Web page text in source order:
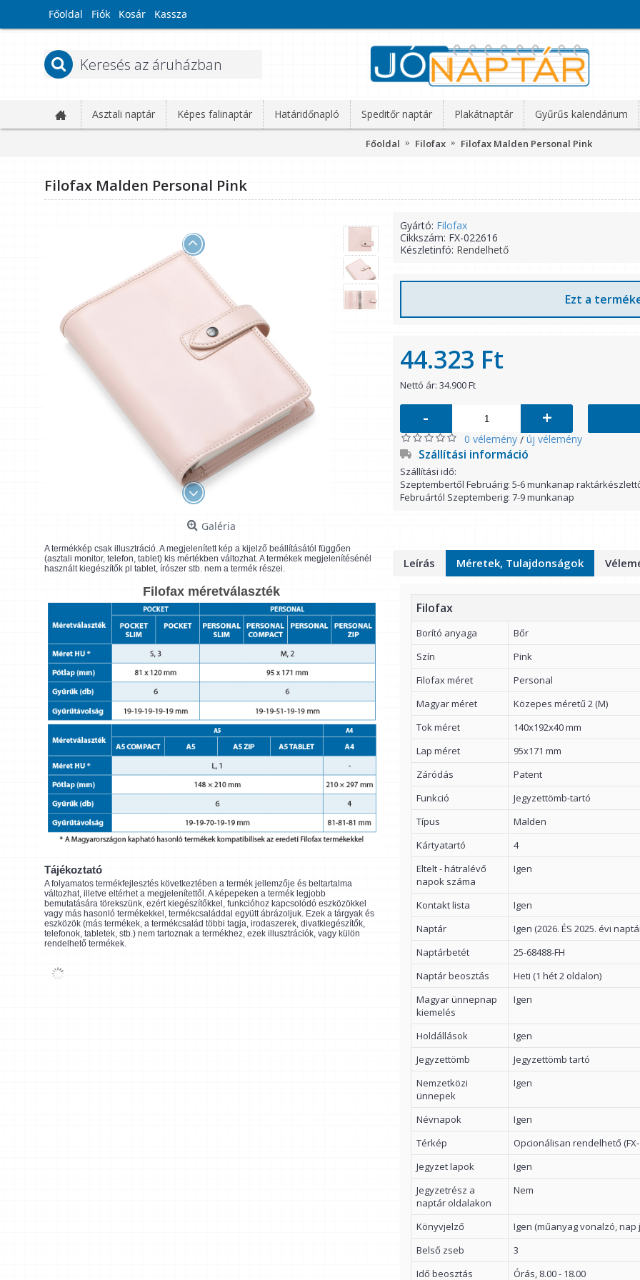
Főoldal Fiók Kosár Kassza
Asztali naptár Képes falinaptár Határidőnapló Speditőr naptár Plakátnaptár Gyűrűs kalendárium
Főoldal Filofax Filofax Malden Personal Pink
Filofax Malden Personal Pink
Galéria
A termékkép csak illusztráció. A megjelenített kép a kijelző beállításától függően
(asztali monitor, telefon, tablet) kis mértékben változhat. A termékek megjelenítésénél
használt kiegészítők pl tablet, írószer stb. nem a termék részei.
Filofax méretválaszték
Tájékoztató
A folyamatos termékfejlesztés következtében a termék jellemzője és beltartalma
változhat, illetve eltérhet a megjelenítettől. A képepeken a termék legjobb
bemutatására törekszünk, ezért kiegészítőkkel, funkcióhoz kapcsolódó eszközökkel
vagy más hasonló termékekkel, termékcsaláddal együtt ábrázoljuk. Ezek a tárgyak és
eszközök (más termékek, a termékcsalád többi tagja, irodaszerek, divatkiegészítők,
telefonok, tabletek, stb.) nem tartoznak a termékhez, ezek illusztrációk, vagy külön
rendelhető termékek.
Gyártó: Filofax
Cikkszám: FX-022616
Készletinfó: Rendelhető
Ezt a
44.323 Ft
Nettó ár: 34.900 Ft
- +
0 vélemény / új vélemény
Szállítási információ
Szállítási idő:
Szeptembertől Februárig: 5-6 munkanap
Februártól Szeptemberig: 7-9 munkanap
Leírás Méretek, Tulajdonságok
Filofax
Borító anyaga
Bőr
Szín
Pink
Filofax méret
Personal
Magyar méret
Közepes méretű 2 (M)
Tok méret
140x192x40 mm
Lap méret
95x171 mm
Záródás
Patent
Funkció
Jegyzettömb-tartó
Típus
Malden
Kártyatartó
4
Eltelt - hátralévő
napok száma
Igen
Kontakt lista
Igen
Naptár
Igen (2026. ÉS 2025. évi
Naptárbetét
25-68488-FH
Naptár beosztás
Heti (1 hét 2 oldalon)
Magyar ünnepnap
kiemelés
Igen
Holdállások
Igen
Jegyzettömb
Jegyzettömb tartó
Nemzetközi
ünnepek
Igen
Névnapok
Igen
Térkép
Opcionálisan rendelhető (FX-
Jegyzet lapok
Igen
Jegyzetrész a
naptár oldalakon
Nem
Könyvjelző
Igen (műanyag vonalzó, nap
Belső zseb
3
Idő beosztás
Órás, 8.00 - 18.00